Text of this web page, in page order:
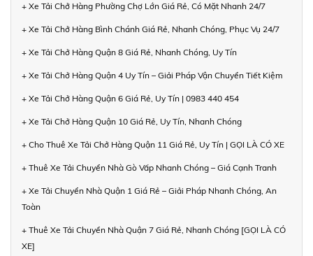
+ Xe Tải Chở Hàng Phường Chợ Lớn Giá Rẻ, Có Mặt Nhanh 24/7
+ Xe Tải Chở Hàng Bình Chánh Giá Rẻ, Nhanh Chóng, Phục Vụ 24/7
+ Xe Tải Chở Hàng Quận 8 Giá Rẻ, Nhanh Chóng, Uy Tín
+ Xe Tải Chở Hàng Quận 4 Uy Tín – Giải Pháp Vận Chuyển Tiết Kiệm
+ Xe Tải Chở Hàng Quận 6 Giá Rẻ, Uy Tín | 0983 440 454
+ Xe Tải Chở Hàng Quận 10 Giá Rẻ, Uy Tín, Nhanh Chóng
+ Cho Thuê Xe Tải Chở Hàng Quận 11 Giá Rẻ, Uy Tín | GỌI LÀ CÓ XE
+ Thuê Xe Tải Chuyển Nhà Gò Vấp Nhanh Chóng – Giá Cạnh Tranh
+ Xe Tải Chuyển Nhà Quận 1 Giá Rẻ – Giải Pháp Nhanh Chóng, An
Toàn
+ Thuê Xe Tải Chuyển Nhà Quận 7 Giá Rẻ, Nhanh Chóng [GỌI LÀ CÓ
XE]